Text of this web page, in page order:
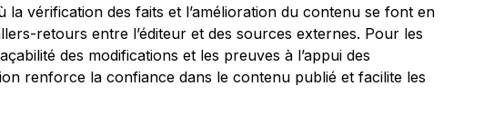
vérification des faits et l’amélioration du contenu se font en
retours entre l’éditeur et des sources externes. Pour les
des modifications et les preuves à l’appui des
renforce la confiance dans le contenu publié et facilite les